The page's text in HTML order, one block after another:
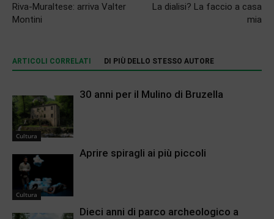
Riva-Muraltese: arriva Valter
Montini
La dialisi? La faccio a casa
mia
ARTICOLI CORRELATI DI PIÙ DELLO STESSO AUTORE
Cultura
30 anni per il Mulino di Bruzella
Cultura
Aprire spiragli ai più piccoli
Dieci anni di parco archeologico a